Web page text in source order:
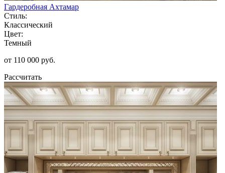
Гардеробная Ахтамар
Стиль:
Классический
Цвет:
Темный
от 110 000 руб.
Рассчитать